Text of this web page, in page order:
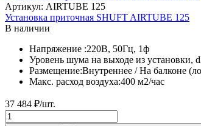
Артикул: AIRTUBE 125
Установка приточная SHUFT AIRTUBE 125
В наличии
Напряжение :220В, 50Гц, 1ф
Уровень шума на выходе из установки,
Размещение:Внутреннее / На балконе
Макс. расход воздуха:400 м2/час
37 484 ₽/шт.